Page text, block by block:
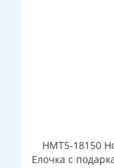
НМТ5-18150
Елочка с